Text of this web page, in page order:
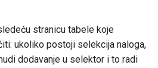
stranicu tabele koje
ukoliko postoji selekcija naloga,
dodavanje u selektor i to radi